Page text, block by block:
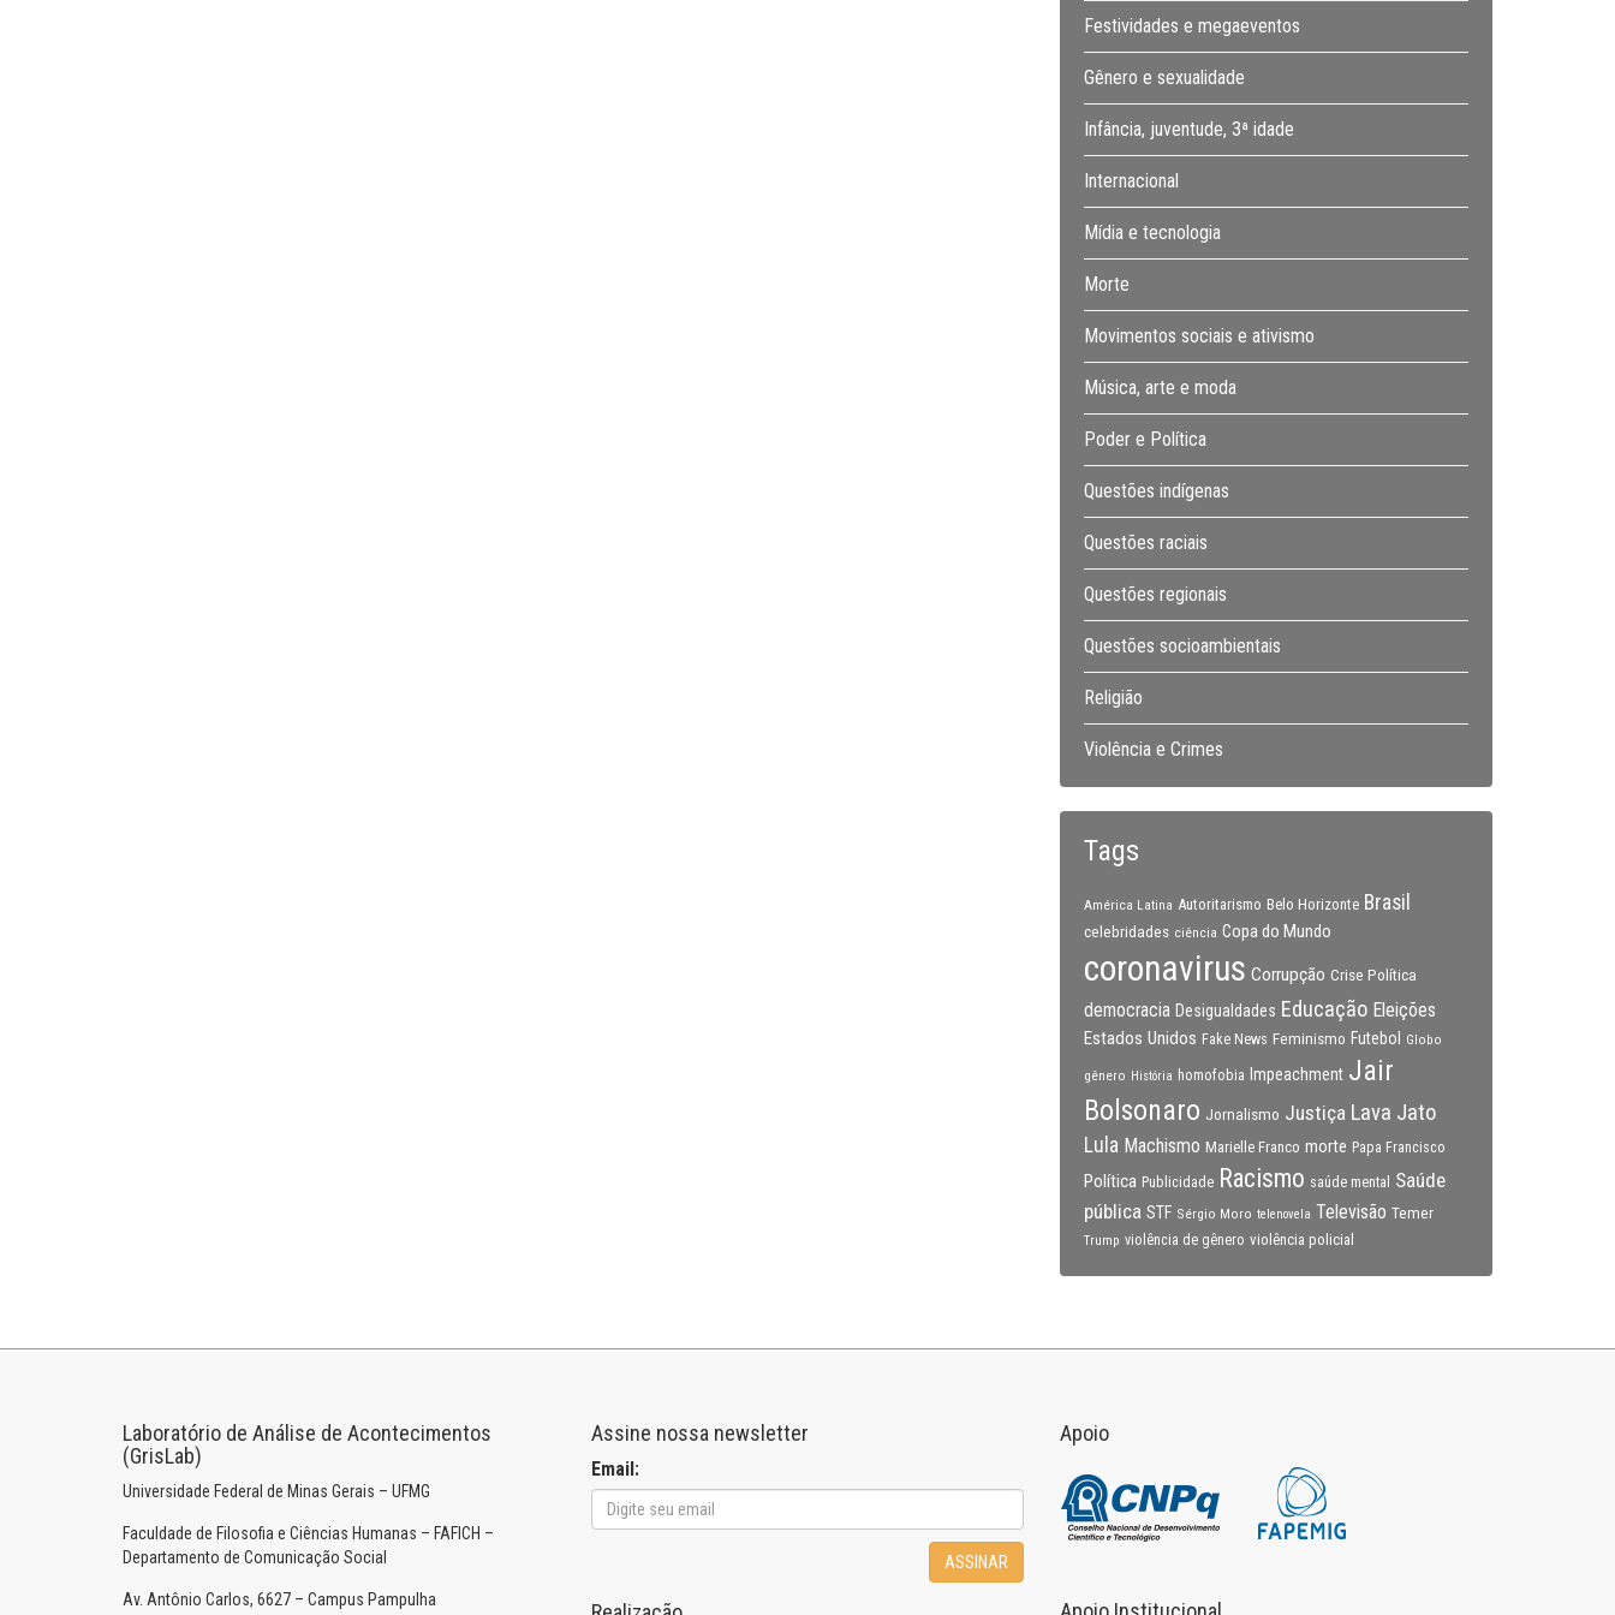
Festividades e megaeventos
Gênero e sexualidade
Infância, juventude, 3ª idade
Internacional
Mídia e tecnologia
Morte
Movimentos sociais e ativismo
Música, arte e moda
Poder e Política
Questões indígenas
Questões raciais
Questões regionais
Questões socioambientais
Religião
Violência e Crimes
Tags
América Latina Autoritarismo Belo Horizonte Brasil
celebridades ciência Copa do Mundo
coronavirus Corrupção Crise Política
democracia Desigualdades Educação Eleições
Estados Unidos Fake News Feminismo Futebol Globo
gênero História homofobia Impeachment Jair
Bolsonaro Jornalismo Justiça Lava Jato
Lula Machismo Marielle Franco morte Papa Francisco
Política Publicidade Racismo saúde mental
Saúde
pública STF Sérgio Moro telenovela Televisão Temer
Trump violência de gênero violência policial
Laboratório de Análise de Acontecimentos
(GrisLab)
Universidade Federal de Minas Gerais – UFMG
Faculdade de Filosofia e Ciências Humanas – FAFICH –
Departamento de Comunicação Social
Av. Antônio Carlos, 6627 – Campus Pampulha
Assine nossa newsletter
Email:
ASSINAR
Apoio